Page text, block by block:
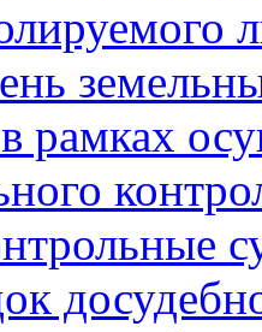
рамках